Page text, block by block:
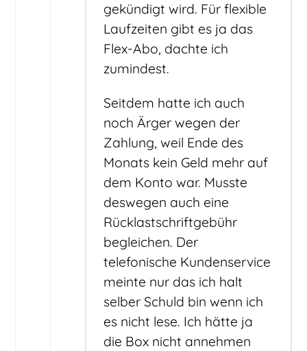
gekündigt wird. Für flexible
Laufzeiten gibt es ja das
Flex-Abo, dachte ich
zumindest.
Seitdem hatte ich auch
noch Ärger wegen der
Zahlung, weil Ende des
Monats kein Geld mehr auf
dem Konto war. Musste
deswegen auch eine
Rücklastschriftgebühr
begleichen. Der
telefonische Kundenservice
meinte nur das ich halt
selber Schuld bin wenn ich
es nicht lese. Ich hätte ja
die Box nicht annehmen